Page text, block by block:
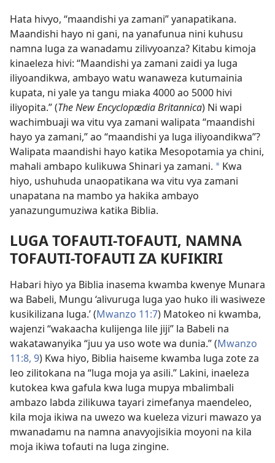
Hata hivyo, “maandishi ya zamani” yanapatikana.
Maandishi hayo ni gani, na yanafunua nini kuhusu
namna luga za wanadamu zilivyoanza? Kitabu kimoja
kinaeleza hivi: “Maandishi ya zamani zaidi ya luga
iliyoandikwa, ambayo watu wanaweza kutumainia
kupata, ni yale ya tangu miaka 4000 ao 5000 hivi
iliyopita.” (The New Encyclopædia Britannica) Ni wapi
wachimbuaji wa vitu vya zamani walipata “maandishi
hayo ya zamani,” ao “maandishi ya luga iliyoandikwa”?
Walipata maandishi hayo katika Mesopotamia ya chini,
mahali ambapo kulikuwa Shinari ya zamani. * Kwa
hiyo, ushuhuda unaopatikana wa vitu vya zamani
unapatana na mambo ya hakika ambayo
yanazungumuziwa katika Biblia.
LUGA TOFAUTI-TOFAUTI, NAMNA
TOFAUTI​-TOFAUTI ZA KUFIKIRI
Habari hiyo ya Biblia inasema kwamba kwenye Munara
wa Babeli, Mungu ‘alivuruga luga yao huko ili wasiweze
kusikilizana luga.’ (Mwanzo 11:7) Matokeo ni kwamba,
wajenzi “wakaacha kulijenga lile jiji” la Babeli na
wakatawanyika “juu ya uso wote wa dunia.” (Mwanzo
11:8, 9) Kwa hiyo, Biblia haiseme kwamba luga zote za
leo zilitokana na “luga moja ya asili.” Lakini, inaeleza
kutokea kwa gafula kwa luga mupya mbalimbali
ambazo labda zilikuwa tayari zimefanya maendeleo,
kila moja ikiwa na uwezo wa kueleza vizuri mawazo ya
mwanadamu na namna anavyojisikia moyoni na kila
moja ikiwa tofauti na luga zingine.